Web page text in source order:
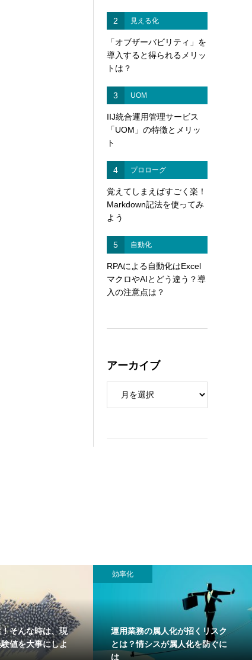
2 見える化
「オブザーバビリティ」を
導入すると得られるメリッ
トは？
3 UOM
IIJ統合運用管理サービス
「UOM」の特徴とメリッ
ト
4 プロローグ
覚えてしまえばすごく楽！
Markdown記法を使ってみ
よう
5 自動化
RPAによる自動化はExcel
マクロやAIとどう違う？導
入の注意点は？
アーカイブ
そんな時は、現
値を大事にしよ
効率化
運用業務の属人化が招くリスク
とは？情シスが属人化を防ぐに
は